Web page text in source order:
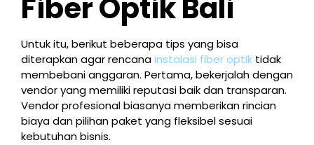
Fiber Optik Bali
Untuk itu, berikut beberapa tips yang bisa
diterapkan agar rencanainstalasi fiber optik tidak
membebani anggaran. Pertama, bekerjalah dengan
vendor yang memiliki reputasi baik dan transparan.
Vendor profesional biasanya memberikan rincian
biaya dan pilihan paket yang fleksibel sesuai
kebutuhan bisnis.